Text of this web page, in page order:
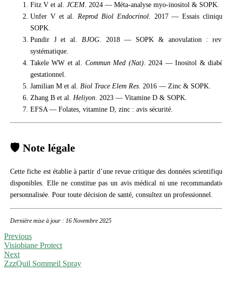
Fitz V et al. JCEM. 2024 — Méta-analyse myo-inositol & SOPK.
Unfer V et al. Reprod Biol Endocrinol. 2017 — Essais
SOPK.
Pundir J et al. BJOG. 2018 — SOPK & anovulation :
systématique.
Takele WW et al. Commun Med (Nat). 2024 — Inositol &
gestationnel.
Jamilian M et al. Biol Trace Elem Res . 2016 — Zinc & SOPK.
Zhang B et al. Heliyon . 2023 — Vitamine D & SOPK.
EFSA — Folates, vitamine D, zinc : avis sécurité.
🛡️ Note légale
Cette fiche est établie à partir d’une revue critique des données
disponibles. Elle ne constitue pas un avis médical ni une
personnalisée. Pour toute décision de santé, consultez un professionnel.
Dernière mise à jour : 16 Novembre 2025
Previous
Visiobiane Protect
Next
ZzzQuil Sommeil Spray